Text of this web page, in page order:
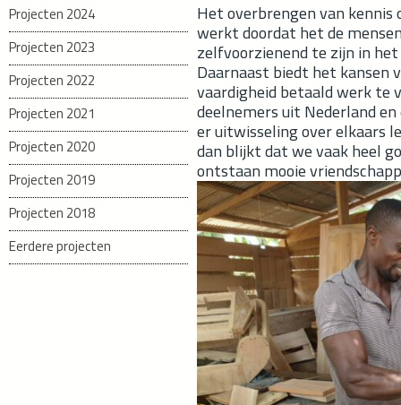
Projecten 2024
Projecten 2023
Projecten 2022
Projecten 2021
Projecten 2020
Projecten 2019
Projecten 2018
Eerdere projecten
Het overbrengen van kennis
werkt doordat het de
zelfvoorzienend te zijn in
Daarnaast biedt het kansen
vaardigheid betaald werk te
deelnemers uit Nederland
er uitwisseling over elkaars
dan blijkt dat we vaak heel
ontstaan mooie